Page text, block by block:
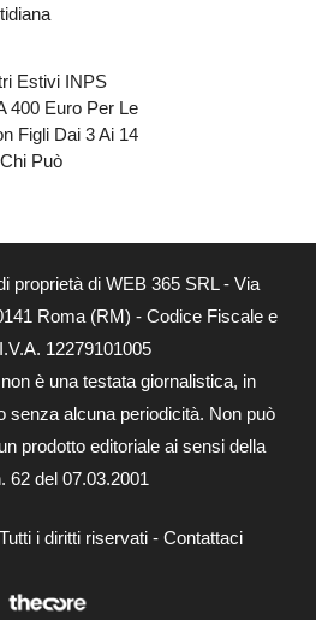
Estivi INPS
400 Euro Per Le
Figli Dai 3 Ai 14
Può
proprietà di WEB 365 SRL - Via
Roma (RM) - Codice Fiscale e
12279101005
è una testata giornalistica, in
senza alcuna periodicità. Non può
prodotto editoriale ai sensi della
62 del 07.03.2001
i diritti riservati - Contattaci